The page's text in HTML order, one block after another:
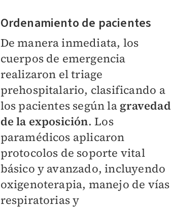
Ordenamiento de pacientes
De manera inmediata, los
cuerpos de emergencia
realizaron el triage
prehospitalario, clasificando a
los pacientes según la gravedad
de la exposición. Los
paramédicos aplicaron
protocolos de soporte vital
básico y avanzado, incluyendo
oxigenoterapia, manejo de vías
respiratorias y